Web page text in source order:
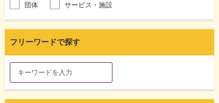
団体 サービス・施設
フリーワードで探す